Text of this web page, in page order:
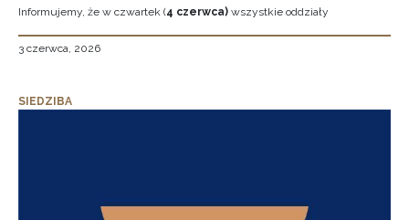
Informujemy, że w czwartek (4 czerwca) wszystkie oddziały
3 czerwca, 2026
SIEDZIBA